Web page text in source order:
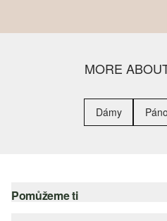
MORE
Dámy
Pomůžeme ti